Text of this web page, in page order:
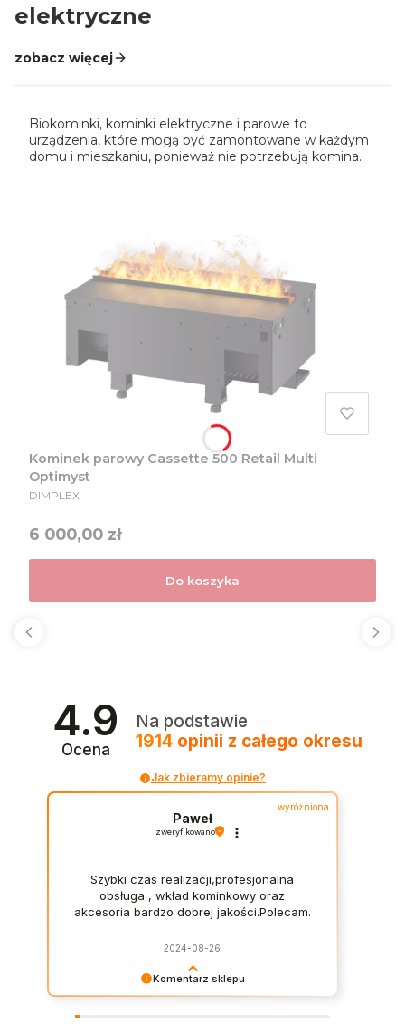
elektryczne
zobacz więcej
Biokominki, kominki elektryczne i parowe to
urządzenia, które mogą być zamontowane w każdym
domu i mieszkaniu, ponieważ nie potrzebują komina.
Kominek parowy Cassette 500 Retail Multi
Optimyst
PRODUCENT
DIMPLEX
Cena
6 000,00 zł
Do koszyka
4.9
Ocena
Na podstawie
1914 opinii z całego okresu
Jak zbieramy opinie?
Komentarz sklepu
wyróżniona
Paweł
zweryfikowano
Szybki czas realizacji,profesjonalna
obsługa , wkład kominkowy oraz
akcesoria bardzo dobrej jakości.Polecam.
2024-08-26